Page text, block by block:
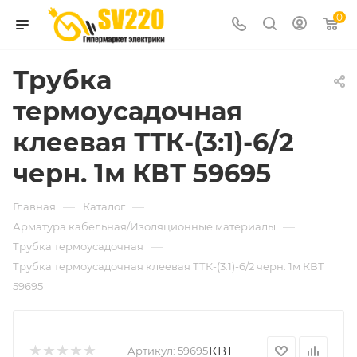
0
Трубка
термоусадочная
клеевая ТТК-(3:1)-6/2
черн. 1м КВТ 59695
Главная — Каталог —
Арматура кабельная/Изоляционные материалы —
Трубка термоусадочная —
Трубка термоусадочная клеевая ТТК-(3:1)-6/2 черн. 1м КВТ
59695
Артикул: 59695КВТ